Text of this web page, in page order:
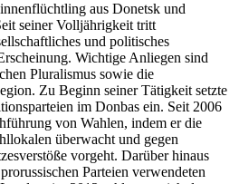
aus Donetsk und
seiner Volljährigkeit tritt
und politisches
Wichtige Anliegen sind
Pluralismus sowie die
Zu Beginn seiner Tätigkeit setzte
im Donbas ein. Seit 2006
von Wahlen, indem er die
überwacht und gegen
vorgeht. Darüber hinaus
Parteien verwendeten